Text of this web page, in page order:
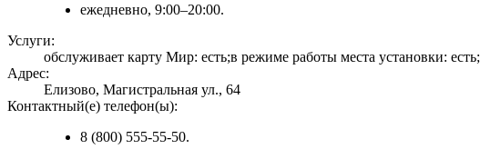
ежедневно, 9:00–20:00.
Услуги:
обслуживает карту Мир: есть;в режиме работы места установки: есть;
Адрес:
Елизово, Магистральная ул., 64
Контактный(е) телефон(ы):
8 (800) 555-55-50.